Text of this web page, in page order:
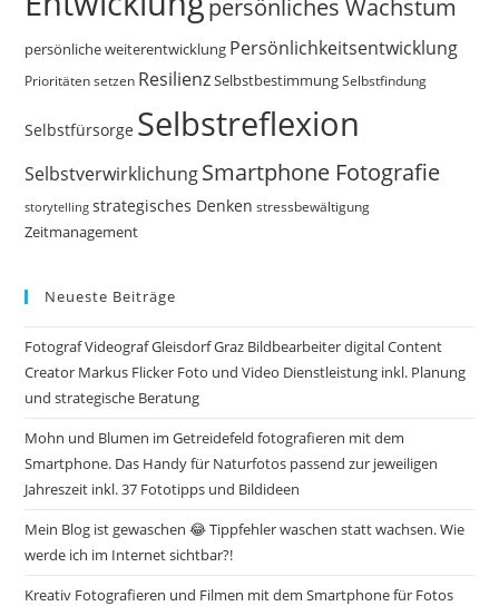
persönliches Wachstum
persönliche weiterentwicklung Persönlichkeitsentwicklung
Prioritäten setzen ResilienzSelbstbestimmung Selbstfindung
Selbstfürsorge Selbstreflexion
SelbstverwirklichungSmartphone Fotografie
storytelling strategisches Denken stressbewältigung
Zeitmanagement
Neueste Beiträge
Fotograf Videograf Gleisdorf Graz Bildbearbeiter digital Content
Creator Markus Flicker Foto und Video Dienstleistung inkl. Planung
und strategische Beratung
Mohn und Blumen im Getreidefeld fotografieren mit dem
Smartphone. Das Handy für Naturfotos passend zur jeweiligen
Jahreszeit inkl. 37 Fototipps und Bildideen
Mein Blog ist gewaschen 😂 Tippfehler waschen statt wachsen. Wie
werde ich im Internet sichtbar?!
Kreativ Fotografieren und Filmen mit dem Smartphone für Fotos